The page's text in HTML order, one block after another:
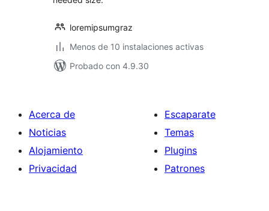
loremipsumgraz
Menos de 10 instalaciones activas
Probado con 4.9.30
Acerca de
Noticias
Alojamiento
Privacidad
Escaparate
Temas
Plugins
Patrones